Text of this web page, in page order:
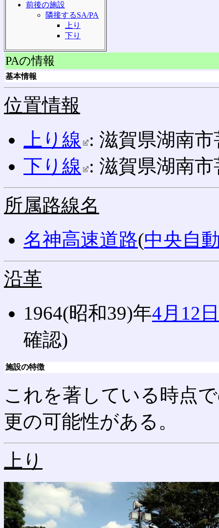
前後の施設
隣接するSA/PA
上り
下り
PAの情報
基本情報
位置情報
上り線 : 滋賀県湖南市
下り線 : 滋賀県湖南市
所属路線名
名神高速道路(中央自
沿革
1964(昭和39)年4月12日
確認)
施設の特徴
これを著している時点
更の可能性がある。
上り